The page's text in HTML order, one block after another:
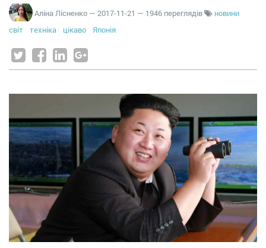
Аліна Лісненко — 2017-11-21 — 1946 переглядів
новини
світ
техніка цікаво Японія